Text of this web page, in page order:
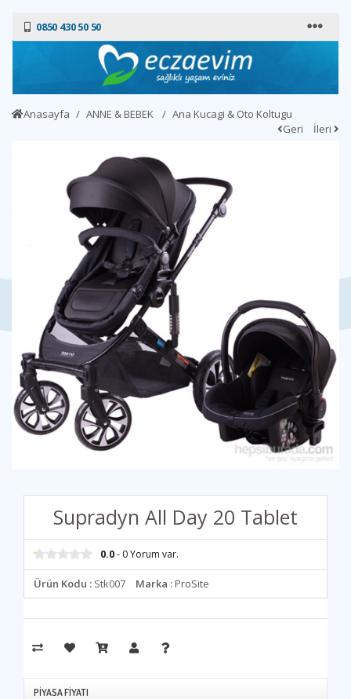
0850 430 50 50
Anasayfa ANNE & BEBEK
Ana Kucagi & Oto Koltugu
Geri
İleri
Supradyn All Day 20 Tablet
0.0- 0 Yorum var.
Ürün Kodu : Stk007 Marka :ProSite
PIYASA FIYATI